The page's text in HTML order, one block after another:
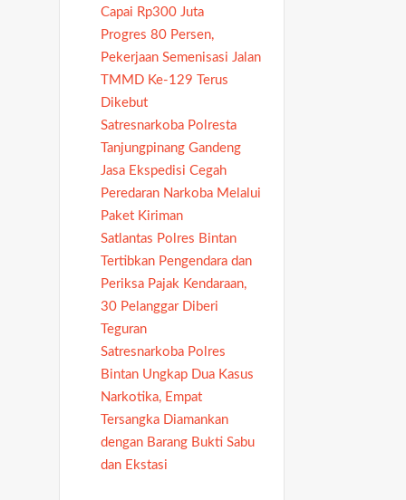
Capai Rp300 Juta
Progres 80 Persen,
Pekerjaan Semenisasi Jalan
TMMD Ke-129 Terus
Dikebut
Satresnarkoba Polresta
Tanjungpinang Gandeng
Jasa Ekspedisi Cegah
Peredaran Narkoba Melalui
Paket Kiriman
Satlantas Polres Bintan
Tertibkan Pengendara dan
Periksa Pajak Kendaraan,
30 Pelanggar Diberi
Teguran
Satresnarkoba Polres
Bintan Ungkap Dua Kasus
Narkotika, Empat
Tersangka Diamankan
dengan Barang Bukti Sabu
dan Ekstasi